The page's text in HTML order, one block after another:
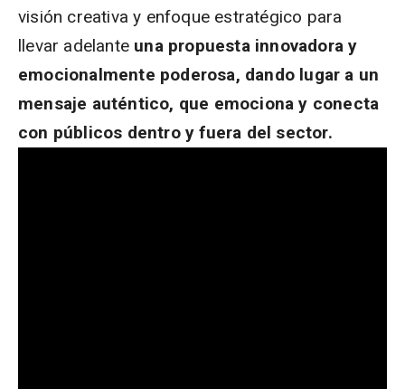
visión creativa y enfoque estratégico para
llevar adelante una propuesta innovadora y
emocionalmente poderosa, dando lugar a un
mensaje auténtico, que emociona y conecta
con públicos dentro y fuera del sector.